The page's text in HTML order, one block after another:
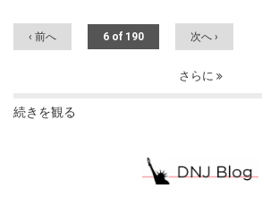
‹ 前へ 6 of 190 次へ ›
さらに
続きを観る